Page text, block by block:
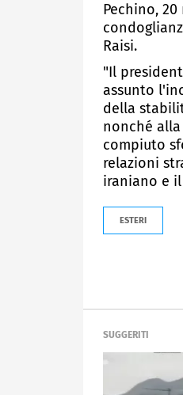
Pechino,
Raisi.
"Il
assunto
della
nonché
compiuto
relazioni
iraniano e
ESTERI
SUGGERITI